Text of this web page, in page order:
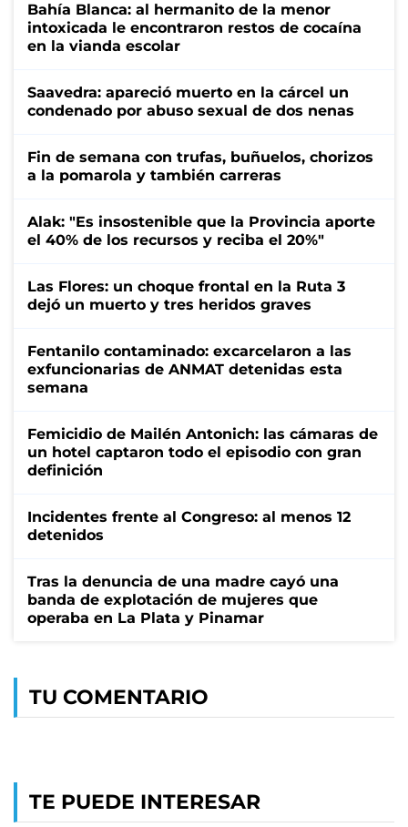
Bahía Blanca: al hermanito de la menor
intoxicada le encontraron restos de cocaína
en la vianda escolar
Saavedra: apareció muerto en la cárcel un
condenado por abuso sexual de dos nenas
Fin de semana con trufas, buñuelos, chorizos
a la pomarola y también carreras
Alak: "Es insostenible que la Provincia aporte
el 40% de los recursos y reciba el 20%"
Las Flores: un choque frontal en la Ruta 3
dejó un muerto y tres heridos graves
Fentanilo contaminado: excarcelaron a las
exfuncionarias de ANMAT detenidas esta
semana
Femicidio de Mailén Antonich: las cámaras de
un hotel captaron todo el episodio con gran
definición
Incidentes frente al Congreso: al menos 12
detenidos
Tras la denuncia de una madre cayó una
banda de explotación de mujeres que
operaba en La Plata y Pinamar
TU COMENTARIO
TE PUEDE INTERESAR